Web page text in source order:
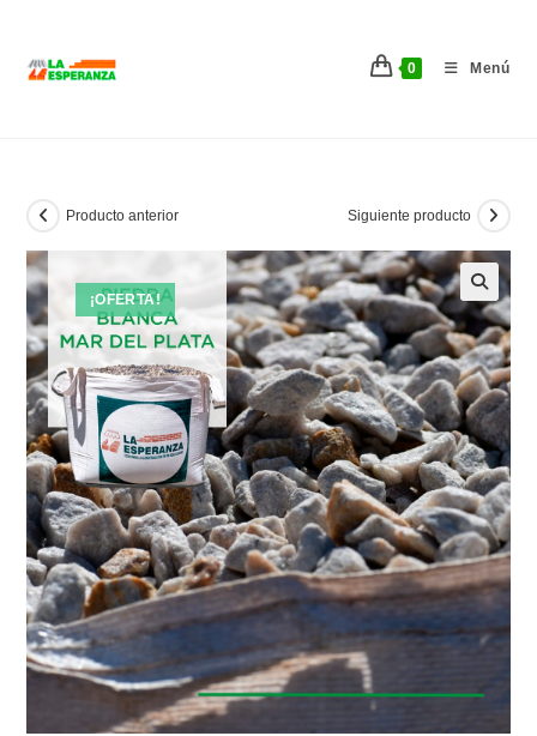
contenido
0 Menú
¡OFERTA!
Producto anterior Siguiente producto